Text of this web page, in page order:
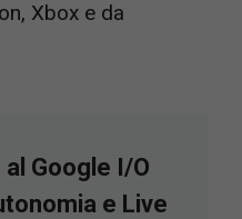
Xbox e da
Google I/O
e Live